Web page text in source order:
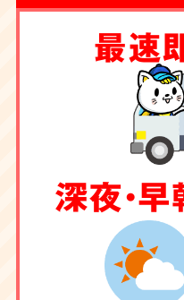
ムまで一手にお引き
最速
深夜・